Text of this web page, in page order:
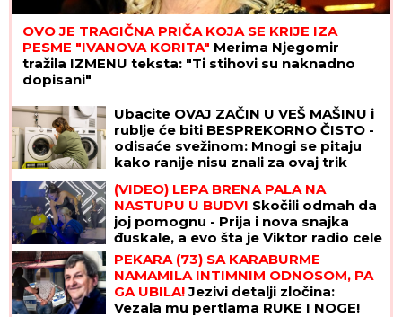
OVO JE TRAGIČNA PRIČA KOJA SE KRIJE IZA
PESME "IVANOVA KORITA" Merima Njegomir
tražila IZMENU teksta: "Ti stihovi su naknadno
dopisani"
Ubacite OVAJ ZAČIN U VEŠ MAŠINU i
rublje će biti BESPREKORNO ČISTO -
odisaće svežinom: Mnogi se pitaju
kako ranije nisu znali za ovaj trik
(VIDEO) LEPA BRENA PALA NA
NASTUPU U BUDVI Skočili odmah da
joj pomognu - Prija i nova snajka
đuskale, a evo šta je Viktor radio cele
noći
PEKARA (73) SA KARABURME
NAMAMILA INTIMNIM ODNOSOM, PA
GA UBILA!Jezivi detalji zločina:
Vezala mu pertlama RUKE I NOGE!